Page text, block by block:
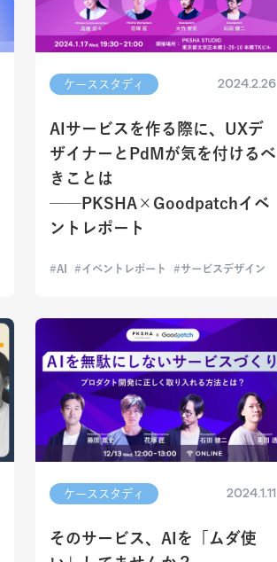
ケーススタディ 2024.2.26
AIサービスを作る際に、UXデ
ザイナーとPdMが気を付けるべ
きことは
──PKSHA×Goodpatchイベ
ントレポート
AI イベントレポート サービスデザイン
ケーススタディ 2024.1.11
そのサービス、AIを「ムダ使